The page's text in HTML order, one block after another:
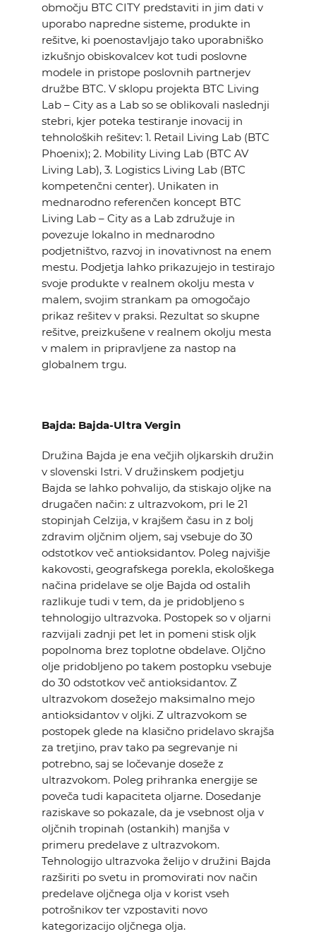
območju BTC CITY predstaviti in jim dati v
uporabo napredne sisteme, produkte in
rešitve, ki poenostavljajo tako uporabniško
izkušnjo obiskovalcev kot tudi poslovne
modele in pristope poslovnih partnerjev
družbe BTC. V sklopu projekta BTC Living
Lab – City as a Lab so se oblikovali naslednji
stebri, kjer poteka testiranje inovacij in
tehnoloških rešitev: 1. Retail Living Lab (BTC
Phoenix); 2. Mobility Living Lab (BTC AV
Living Lab), 3. Logistics Living Lab (BTC
kompetenčni center). Unikaten in
mednarodno referenčen koncept BTC
Living Lab – City as a Lab združuje in
povezuje lokalno in mednarodno
podjetništvo, razvoj in inovativnost na enem
mestu. Podjetja lahko prikazujejo in testirajo
svoje produkte v realnem okolju mesta v
malem, svojim strankam pa omogočajo
prikaz rešitev v praksi. Rezultat so skupne
rešitve, preizkušene v realnem okolju mesta
v malem in pripravljene za nastop na
globalnem trgu.
Bajda: Bajda-Ultra Vergin
Družina Bajda je ena večjih oljkarskih družin
v slovenski Istri. V družinskem podjetju
Bajda se lahko pohvalijo, da stiskajo oljke na
drugačen način: z ultrazvokom, pri le 21
stopinjah Celzija, v krajšem času in z bolj
zdravim oljčnim oljem, saj vsebuje do 30
odstotkov več antioksidantov. Poleg najvišje
kakovosti, geografskega porekla, ekološkega
načina pridelave se olje Bajda od ostalih
razlikuje tudi v tem, da je pridobljeno s
tehnologijo ultrazvoka. Postopek so v oljarni
razvijali zadnji pet let in pomeni stisk oljk
popolnoma brez toplotne obdelave. Oljčno
olje pridobljeno po takem postopku vsebuje
do 30 odstotkov več antioksidantov. Z
ultrazvokom dosežejo maksimalno mejo
antioksidantov v oljki. Z ultrazvokom se
postopek glede na klasično pridelavo skrajša
za tretjino, prav tako pa segrevanje ni
potrebno, saj se ločevanje doseže z
ultrazvokom. Poleg prihranka energije se
poveča tudi kapaciteta oljarne. Dosedanje
raziskave so pokazale, da je vsebnost olja v
oljčnih tropinah (ostankih) manjša v
primeru predelave z ultrazvokom.
Tehnologijo ultrazvoka želijo v družini Bajda
razširiti po svetu in promovirati nov način
predelave oljčnega olja v korist vseh
potrošnikov ter vzpostaviti novo
kategorizacijo oljčnega olja.